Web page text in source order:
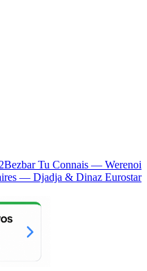
Tu Connais — Werenoi
— Djadja & Dinaz Eurostar